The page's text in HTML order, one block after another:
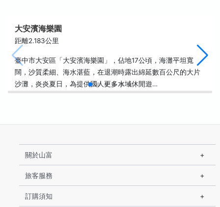
大安濱海樂園
距離2.183公里
臺中市大安區「大安濱海樂園」，佔地17公頃，海灘平坦寬
闊，沙質柔細、海水湛藍，在退潮時露出綿延數百公尺的大片
沙灘，炎炎夏日，為提供國人更多水域休閒遊…
關於山富
旅客服務
訂購須知